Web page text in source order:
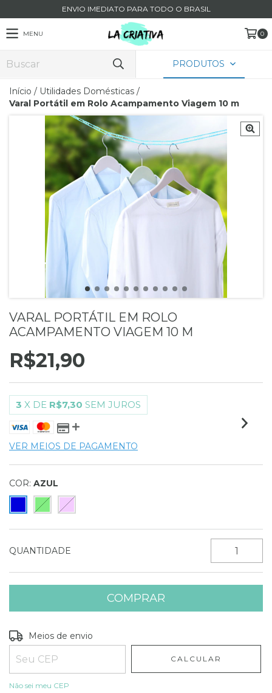
ENVIO IMEDIATO PARA TODO O BRASIL
MENU 0
PRODUTOS
Início / Utilidades Domésticas /
Varal Portátil em Rolo Acampamento Viagem 10 m
VARAL PORTÁTIL EM ROLO
ACAMPAMENTO VIAGEM 10 M
R$21,90
3 X DE R$7,30 SEM JUROS
VER MEIOS DE PAGAMENTO
COR: AZUL
QUANTIDADE
Entregas para o CEP:
Meios de envio
CALCULAR
Não sei meu CEP